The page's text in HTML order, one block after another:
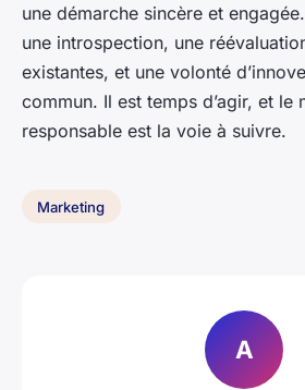
une démarche sincère et
une introspection, une
existantes, et une volonté
commun. Il est temps d’agir, et le
responsable est la voie à suivre.
Marketing
A